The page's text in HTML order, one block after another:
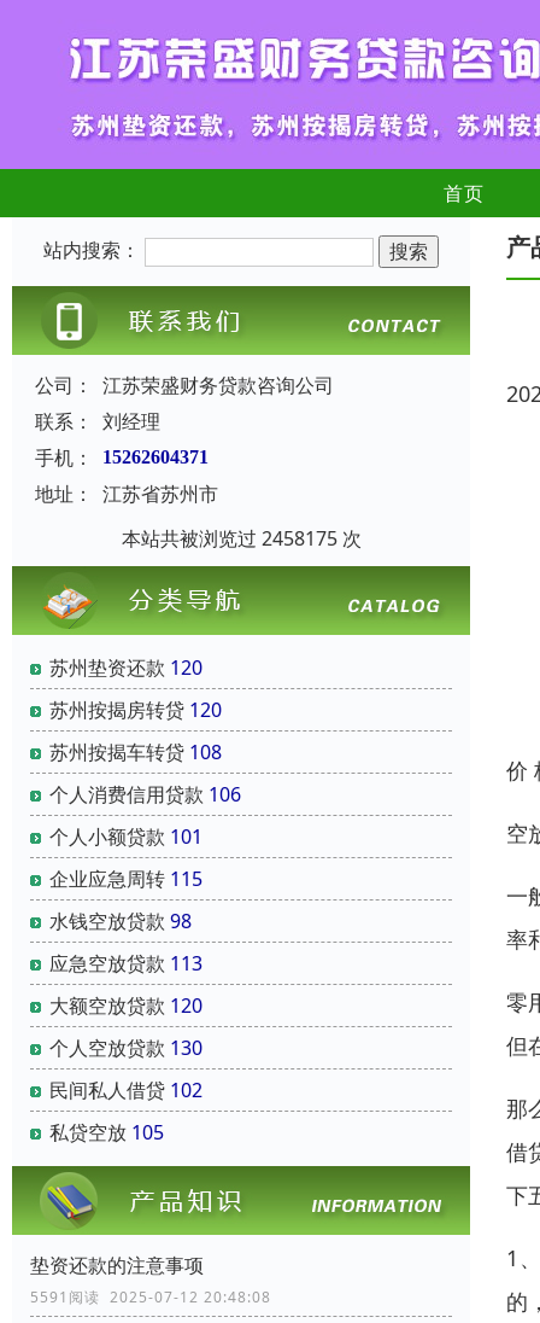
首页
站内搜索：
公司：
江苏荣盛财务贷款咨询公司
联系：
刘经理
手机：
15262604371
地址：
江苏省苏州市
本站共被浏览过 2458175 次
苏州垫资还款 120
苏州按揭房转贷 120
苏州按揭车转贷 108
个人消费信用贷款 106
个人小额贷款 101
企业应急周转 115
水钱空放贷款 98
应急空放贷款 113
大额空放贷款 120
个人空放贷款 130
民间私人借贷 102
私贷空放 105
垫资还款的注意事项
5591阅读 2025-07-12 20:48:08
产
价
空
一
率
零
但
那
借
下
1
的